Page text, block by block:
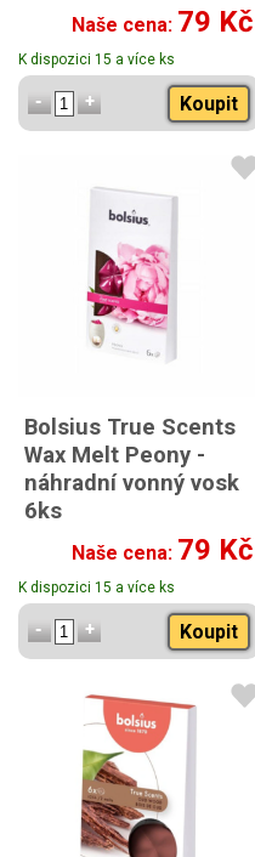
Naše cena: 79 Kč
K dispozici 15 a více ks
Koupit
Bolsius True Scents
Wax Melt Peony -
náhradní vonný vosk
6ks
Naše cena: 79 Kč
K dispozici 15 a více ks
Koupit